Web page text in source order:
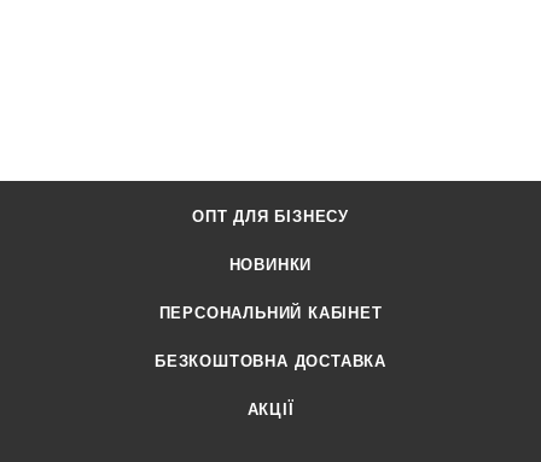
ОПТ ДЛЯ БІЗНЕСУ
НОВИНКИ
ПЕРСОНАЛЬНИЙ КАБІНЕТ
БЕЗКОШТОВНА ДОСТАВКА
АКЦІЇ